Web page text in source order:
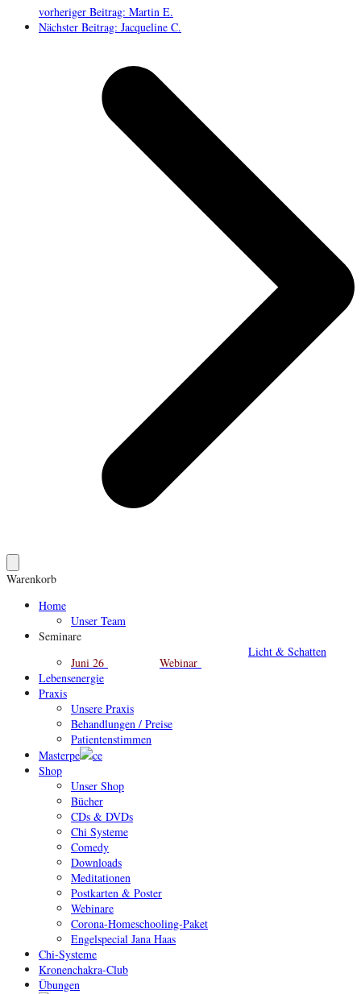
vorheriger Beitrag: Martin E.
Nächster Beitrag: Jacqueline C.
Warenkorb
Home
Unser Team
Seminare
Juni 26
Webinar
Licht & Schatten
Lebensenergie
Praxis
Unsere Praxis
Behandlungen / Preise
Patientenstimmen
Masterpe
ce
Shop
Unser Shop
Bücher
CDs & DVDs
Chi Systeme
Comedy
Downloads
Meditationen
Postkarten & Poster
Webinare
Corona-Homeschooling-Paket
Engelspecial Jana Haas
Chi-Systeme
Kronenchakra-Club
Übungen